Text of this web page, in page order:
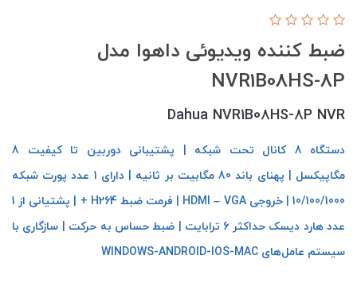
ضبط کننده ویدیوئی داهوا مدل
NVR1B08HS-8P
Dahua NVR1B08HS-8P NVR
دستگاه 8 کانال تحت شبکه | پشتیبانی دوربین تا کیفیت 8
مگاپیکسل | پهنای باند 80 مگابیت بر ثانیه | دارای 1 عدد پورت شبکه
10/100/1000 | خروجی HDMI – VGA | فرمت ضبط H264 + | پشتیانی از 1
عدد هارد دیسک حداکثر 6 ترابایت | ضبط حساس به حرکت | سازگاری با
سیستم عامل‌های WINDOWS-ANDROID-IOS-MAC